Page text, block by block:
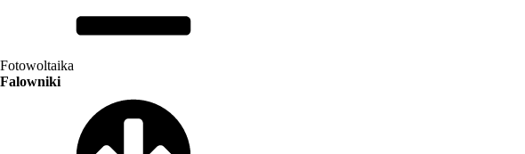
Fotowoltaika
Falowniki